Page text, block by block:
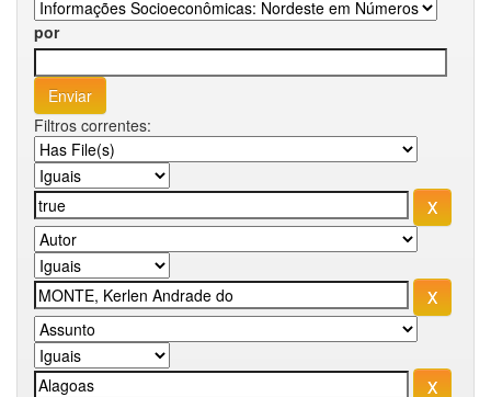
por
Filtros correntes: